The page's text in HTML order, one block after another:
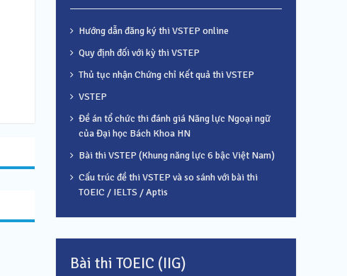
Hướng dẫn đăng ký thi VSTEP online
Quy định đối với kỳ thi VSTEP
Thủ tục nhận Chứng chỉ Kết quả thi VSTEP
VSTEP
Đề án tổ chức thi đánh giá Năng lực Ngoại ngữ
của Đại học Bách Khoa HN
Bài thi VSTEP (Khung năng lực 6 bậc Việt Nam)
Cấu trúc đề thi VSTEP và so sánh với bài thi
TOEIC / IELTS / Aptis
Bài thi TOEIC (IIG)